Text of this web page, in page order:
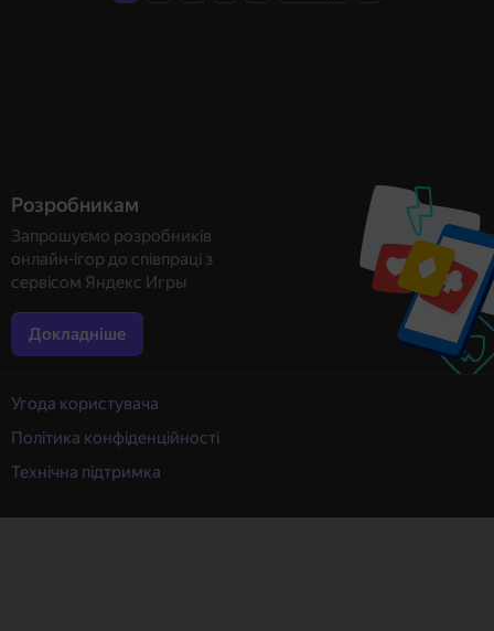
Розробникам
Запрошуємо розробників
онлайн-ігор до співпраці з
сервісом Яндекс Игры
Докладніше
Угода користувача
Політика конфіденційності
Технічна підтримка